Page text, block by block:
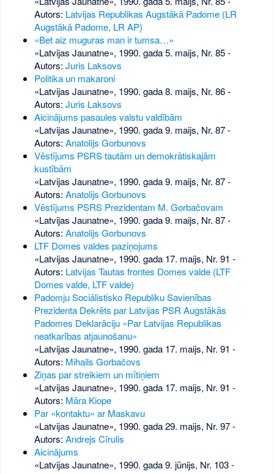
Autors: Latvijas Republikas Augstākā Padome (LR
Augstākā Padome, LR AP)
«Bet aiz muguras man ir tumsa…»
«Latvijas Jaunatne», 1990. gada 5. maijs, Nr. 85-
Autors: Juris Laksovs
Politika un makaroni
«Latvijas Jaunatne», 1990. gada 8. maijs, Nr. 86-
Autors: Juris Laksovs
Aicinājums pasaules valstu valdībām
«Latvijas Jaunatne», 1990. gada 9. maijs, Nr. 87-
Autors: Anatolijs Gorbunovs
Vēstījums PSRS tautām un demokrātiskajām
kustībām
«Latvijas Jaunatne», 1990. gada 9. maijs, Nr. 87-
Autors: Anatolijs Gorbunovs
Vēstījums PSRS Prezidentam M. Gorbačovam
«Latvijas Jaunatne», 1990. gada 9. maijs, Nr. 87-
Autors: Anatolijs Gorbunovs
LTF Domes valdes paziņojums
«Latvijas Jaunatne», 1990. gada 17. maijs, Nr. 91 -
Autors: Latvijas Tautas frontes Domes valde (LTF
Domes valde, LTF valde)
Padomju Sociālistisko Republiku Savienības
Prezidenta Dekrēts par Latvijas PSR Augstākās
Padomes Deklarāciju «Par Latvijas Republikas
neatkarības atjaunošanu»
«Latvijas Jaunatne», 1990. gada 17. maijs, Nr. 91 -
Autors: Mihails Gorbačovs
Ziņas par streikiem un mītiņiem
«Latvijas Jaunatne», 1990. gada 17. maijs, Nr. 91 -
Autors: Māra Kiope
Par «kontaktu» ar Maskavu
«Latvijas Jaunatne», 1990. gada 29. maijs, Nr. 97-
Autors: Andrejs Cīrulis
Aicinājums
«Latvijas Jaunatne», 1990. gada 9. jūnijs, Nr. 103-